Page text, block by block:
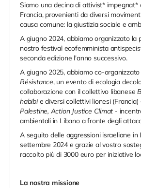
Siamo una decina di attivist* impegnat*
Francia, provenienti da diversi
causa comune: la giustizia sociale e
A giugno 2024, abbiamo organizzato la
nostro festival ecofemminista
seconda edizione l'anno successivo.
A giugno 2025, abbiamo co-organizzato
Résistance, un evento di ecologia
collaborazione con il collettivo libanese
habibie diversi collettivi lionesi (Francia)
Palestine, Action Justice Climat -
ambientali in Libano a fronte degli
A seguito delle aggressioni israeliane in
settembre 2024 e grazie al vostro
raccolto più di 3000 euro per iniziative
La nostra missione